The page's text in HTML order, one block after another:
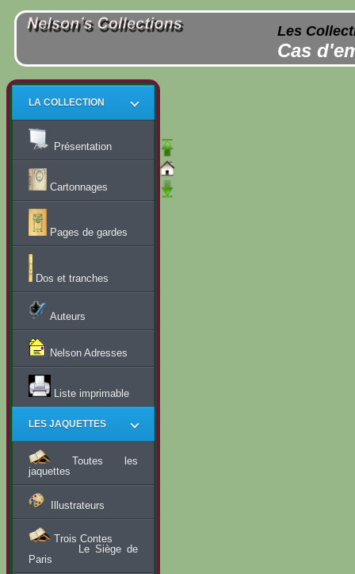
Les
Cas
LA COLLECTION
Présentation
Cartonnages
Pages de gardes
Dos et tranches
Auteurs
Nelson Adresses
Liste imprimable
LES JAQUETTES
Toutes les
jaquettes
Illustrateurs
Trois Contes
Le Siège de
Paris